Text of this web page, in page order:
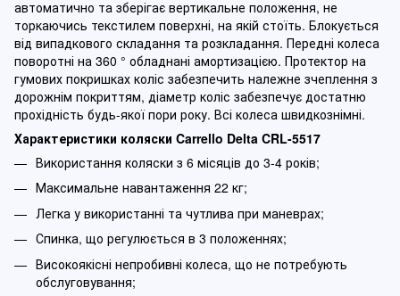
автоматично та зберігає вертикальне положення, не
торкаючись текстилем поверхні, на якій стоїть. Блокується
від випадкового складання та розкладання. Передні колеса
поворотні на 360 ° обладнані амортизацією. Протектор на
гумових покришках коліс забезпечить належне зчеплення з
дорожнім покриттям, діаметр коліс забезпечує достатню
прохідність будь-якої пори року. Всі колеса швидкознімні.
Характеристики коляски Carrello Delta CRL-5517
Використання коляски з 6 місяців до 3-4 років;
Максимальне навантаження 22 кг;
Легка у використанні та чутлива при маневрах;
Спинка, що регулюється в 3 положеннях;
Високоякісні непробивні колеса, що не потребують
обслуговування;